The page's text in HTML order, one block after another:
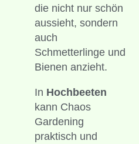
die nicht nur schön
aussieht, sondern
auch
Schmetterlinge und
Bienen anzieht.
In Hochbeeten
kann Chaos
Gardening
praktisch und